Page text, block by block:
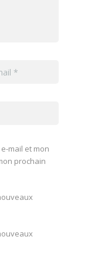
mail et mon
prochain